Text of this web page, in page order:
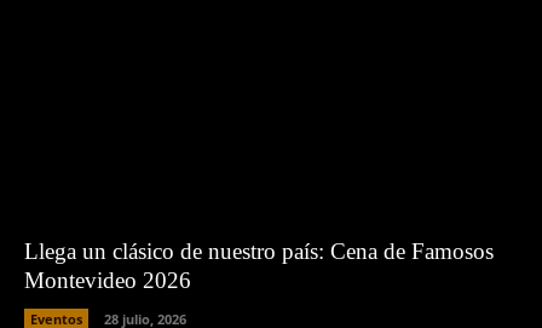
Llega un clásico de nuestro país: Cena de Famosos
Montevideo 2026
Eventos 28 julio, 2026